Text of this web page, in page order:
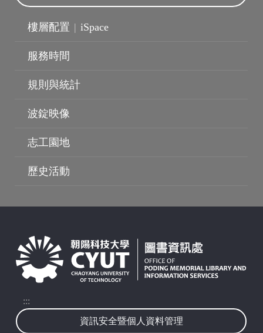
樓層配置 | iSpace
服務時間
規則與統計
波錠映像
志工園地
歷史活動
:::
資訊安全暨個人資料管理